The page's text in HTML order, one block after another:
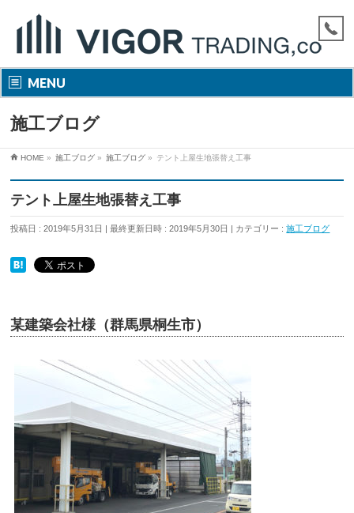
MENU
施工ブログ
HOME » 施工ブログ » 施工ブログ » テント上屋生地張替え工事
テント上屋生地張替え工事
投稿日 : 2019年5月31日 最終更新日時 : 2019年5月30日 カテゴリー :施工ブログ
某建築会社様（群馬県桐生市）